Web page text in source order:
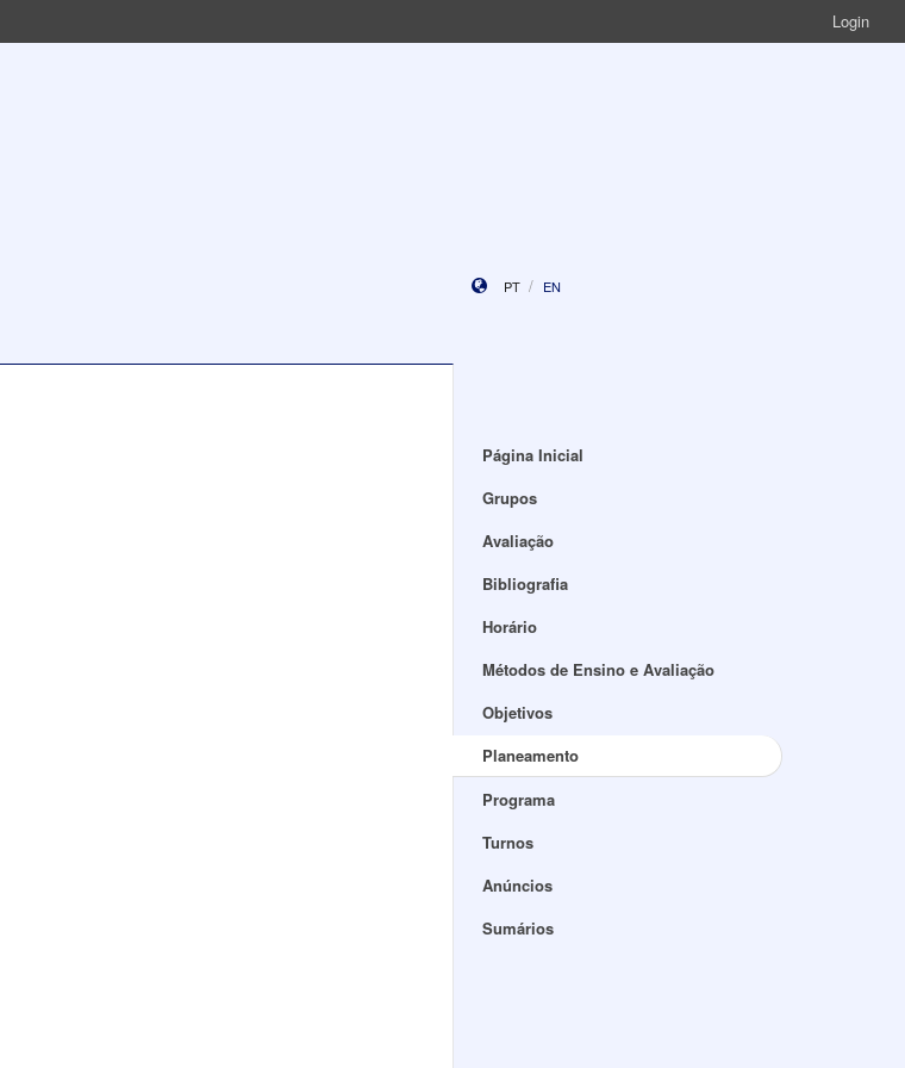
Login
PT EN
Página Inicial
Grupos
Avaliação
Bibliografia
Horário
Métodos de Ensino e Avaliação
Objetivos
Planeamento
Programa
Turnos
Anúncios
Sumários